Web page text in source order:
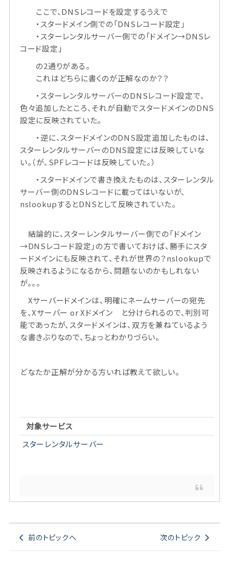
ここで、DNSレコードを設定するうえで
・スタードメイン側での「DNSレコード設定」
・スターレンタルサーバー側での「ドメイン→DNSレ
コード設定」
の2通りがある。
これはどちらに書くのが正解なのか？？
・スターレンタルサーバーのDNSレコード設定で、
色々追加したところ、それが自動でスタードメインのDNS
設定に反映されていた。
・逆に、スタードメインのDNS設定追加したものは、
スターレンタルサーバーのDNS設定には反映していな
い。（が、SPFレコードは反映していた。）
・スタードメインで書き換えたものは、スターレンタル
サーバー側のDNSレコードに載ってはいないが、
nslookupするとDNSとして反映されていた。
結論的に、スターレンタルサーバー側での「ドメイン
→DNSレコード設定」の方で書いておけば、勝手にスタ
ードメインにも反映されて、それが世界の？nslookupで
反映されるようになるから、問題ないのかもしれない
が。。。
Xサーバードメインは、明確にネームサーバーの宛先
を、Xサーバー or Xドメイン と分けられるので、判別可
能であったが、スタードメインは、双方を兼ねているよう
な書きぶりなので、ちょっとわかりづらい。
どなたか正解が分かる方いれば教えて欲しい。
対象サービス
スターレンタルサーバー
前のトピックへ 次のトピック